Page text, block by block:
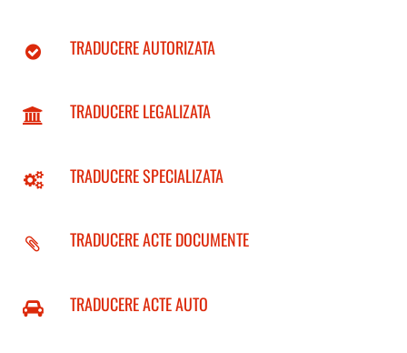
TRADUCERE AUTORIZATA
TRADUCERE LEGALIZATA
TRADUCERE SPECIALIZATA
TRADUCERE ACTE DOCUMENTE
TRADUCERE ACTE AUTO